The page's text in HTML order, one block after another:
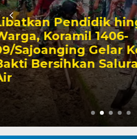
Triwulan II 2026,
Pendapatan
Capai 49 Persen,
Rp130 Miliar